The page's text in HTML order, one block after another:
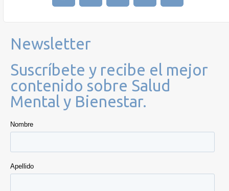
Newsletter
Suscríbete y recibe el mejor
contenido sobre Salud
Mental y Bienestar.